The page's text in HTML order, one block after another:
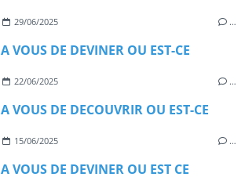
29/06/2025 …
A VOUS DE DEVINER OU EST-CE
22/06/2025 …
A VOUS DE DECOUVRIR OU EST-CE
15/06/2025 …
A VOUS DE DEVINER OU EST CE